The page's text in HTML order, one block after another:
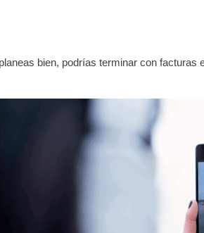
bien, podrías terminar con